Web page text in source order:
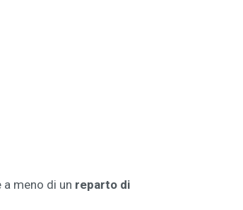
a meno di un reparto di